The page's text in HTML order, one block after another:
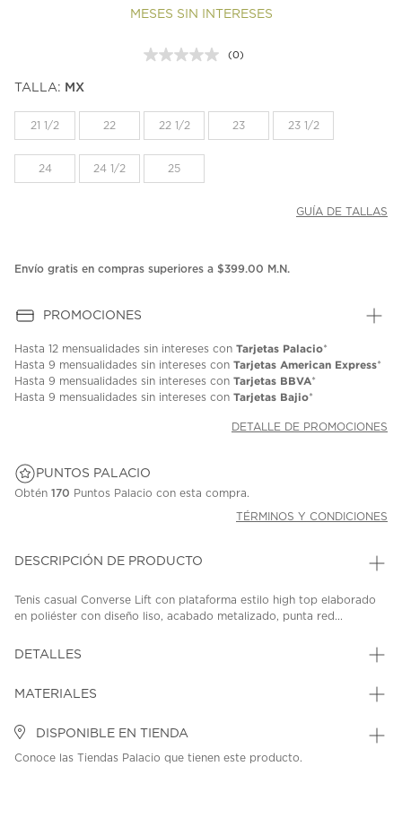
MESES SIN INTERESES
Sin
la
misma
(0)
TALLA: MX
21 1/2 22 22 1/2 23 23 1/2
24 24 1/2 25
GUÍA DE TALLAS
Envío gratis en compras superiores a $399.00 M.N.
PROMOCIONES
Hasta 12 mensualidades sin intereses con Tarjetas Palacio*
Hasta 9 mensualidades sin intereses con Tarjetas American Express*
Hasta 9 mensualidades sin intereses con Tarjetas BBVA*
Hasta 9 mensualidades sin intereses con Tarjetas Bajio*
DETALLE DE PROMOCIONES
PUNTOS PALACIO
Obtén 170 Puntos Palacio con esta compra.
TÉRMINOS Y CONDICIONES
DESCRIPCIÓN DE PRODUCTO
Tenis casual Converse Lift con plataforma estilo high top elaborado
en poliéster con diseño liso, acabado metalizado, punta red...
DETALLES
MATERIALES
DISPONIBLE EN TIENDA
Conoce las Tiendas Palacio que tienen este producto.